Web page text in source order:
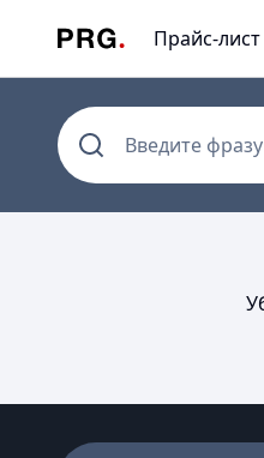
Прайс-лист
Введите